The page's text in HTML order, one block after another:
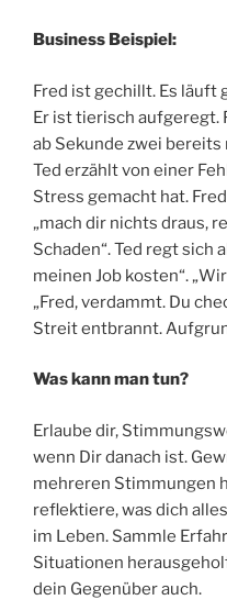
Business Beispiel:
Fred ist gechillt. Es läuft
Er ist tierisch aufgeregt.
ab Sekunde zwei bereits
Ted erzählt von einer
Stress gemacht hat.
„mach dir nichts draus,
Schaden“. Ted regt sich
meinen Job kosten“.
„Fred, verdammt. Du
Streit entbrannt.
Was kann man tun?
Erlaube dir,
wenn Dir danach ist.
mehreren Stimmungen
reflektiere, was dich
im Leben. Sammle
Situationen
dein Gegenüber auch.